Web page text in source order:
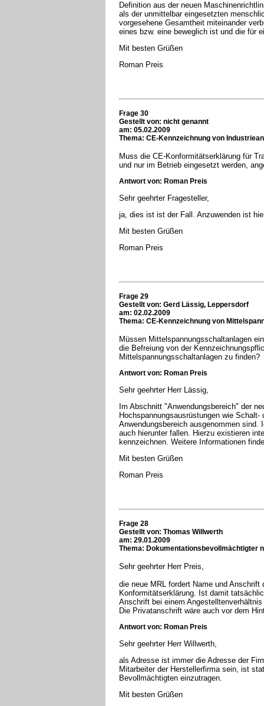
Definition aus der neuen
als der unmittelbar eingesetzten
vorgesehene Gesamtheit miteinander
eines bzw. eine beweglich ist und die für
Mit besten Grüßen
Roman Preis
Frage 30
Gestellt von: nicht genannt
am: 05.02.2009
Thema: CE-Kennzeichnung von
Muss die CE-Konformitätserklärung für
und nur im Betrieb eingesetzt werden,
Antwort von: Roman Preis
Sehr geehrter Fragesteller,
ja, dies ist ist der Fall. Anzuwenden ist
Mit besten Grüßen
Roman Preis
Frage 29
Gestellt von: Gerd Lässig, Leppersdorf
am: 02.02.2009
Thema: CE-Kennzeichnung von
Müssen Mittelspannungsschaltanlagen
die Befreiung von der
Mittelspannungsschaltanlagen zu finden?
Antwort von: Roman Preis
Sehr geehrter Herr Lässig,
Im Abschnitt "Anwendungsbereich" der
Hochspannungsausrüstungen wie
Anwendungsbereich ausgenommen
auch hierunter fallen. Hierzu existieren
kennzeichnen. Weitere Informationen
Mit besten Grüßen
Roman Preis
Frage 28
Gestellt von: Thomas Willwerth
am: 29.01.2009
Thema: Dokumentationsbevollmächtigter
Sehr geehrter Herr Preis,
die neue MRL fordert Name und
Konformitätserklärung. Ist damit
Anschrift bei einem
Die Privatanschrift wäre auch vor dem
Antwort von: Roman Preis
Sehr geehrter Herr Willwerth,
als Adresse ist immer die Adresse der
Mitarbeiter der Herstellerfirma sein, ist
Bevollmächtigten einzutragen.
Mit besten Grüßen